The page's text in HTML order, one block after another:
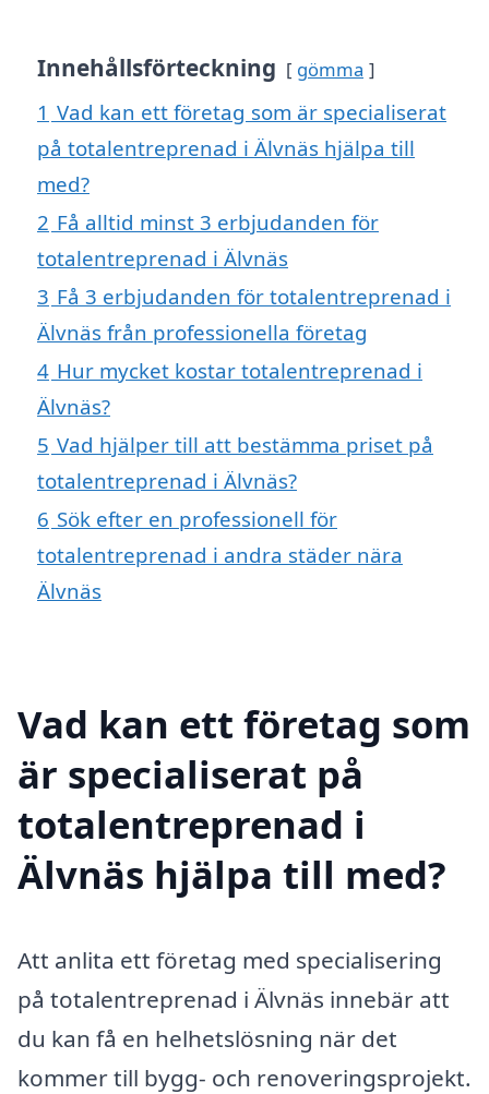
Innehållsförteckning gömma
1 Vad kan ett företag som är specialiserat
på totalentreprenad i Älvnäs hjälpa till
med?
2 Få alltid minst 3 erbjudanden för
totalentreprenad i Älvnäs
3 Få 3 erbjudanden för totalentreprenad i
Älvnäs från professionella företag
4 Hur mycket kostar totalentreprenad i
Älvnäs?
5 Vad hjälper till att bestämma priset på
totalentreprenad i Älvnäs?
6 Sök efter en professionell för
totalentreprenad i andra städer nära
Älvnäs
Vad kan ett företag som
är specialiserat på
totalentreprenad i
Älvnäs hjälpa till med?
Att anlita ett företag med specialisering
på totalentreprenad i Älvnäs innebär att
du kan få en helhetslösning när det
kommer till bygg- och renoveringsprojekt.